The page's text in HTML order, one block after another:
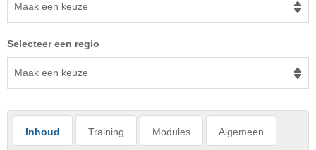
Maak een keuze
Selecteer een regio
Maak een keuze
Inhoud Training Modules Algemeen